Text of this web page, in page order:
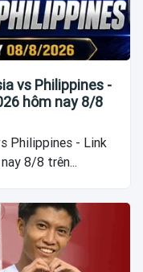
vs Philippines -
hôm nay 8/8
Philippines - Link
8/8 trên...